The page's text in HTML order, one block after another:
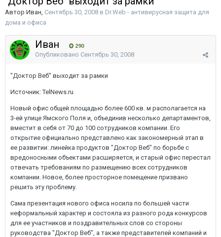
Автор Иван, Сентябрь 30, 2008 в Dr.Web - антивирусная защита для
дома и офиса
Иван 290
Опубликовано Сентябрь 30, 2008
"Доктор Веб" выходит за рамки
Источник: TelNews.ru
Новый офис общей площадью более 600 кв. м располагается на
3-ей улице Ямского Поля и, объединив несколько департаментов,
вместит в себя от 70 до 100 сотрудников компании. Его
открытие официально представлено как закономерный этап в
ее развитии: линейка продуктов "Доктор Веб" по борьбе с
вредоносными объектами расширяется, и старый офис перестал
отвечать требованиям по размещению всех сотрудников
компании. Новое, более просторное помещение призвано
решить эту проблему.
Сама презентация нового офиса носила по большей части
неформальный характер и состояла из разного рода конкурсов
для ее участников и поздравительных слов со стороны
руководства "Доктор Веб", а также представителей компаний и